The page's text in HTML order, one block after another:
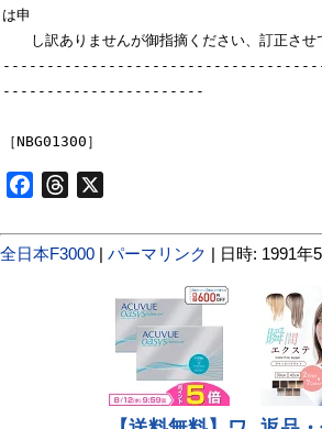
は申
し訳ありませんが御指摘ください、訂正させ
-----------------------
レポート／福
FacebookThreads
全日本F3000 | パーマリンク | 日時: 1991年